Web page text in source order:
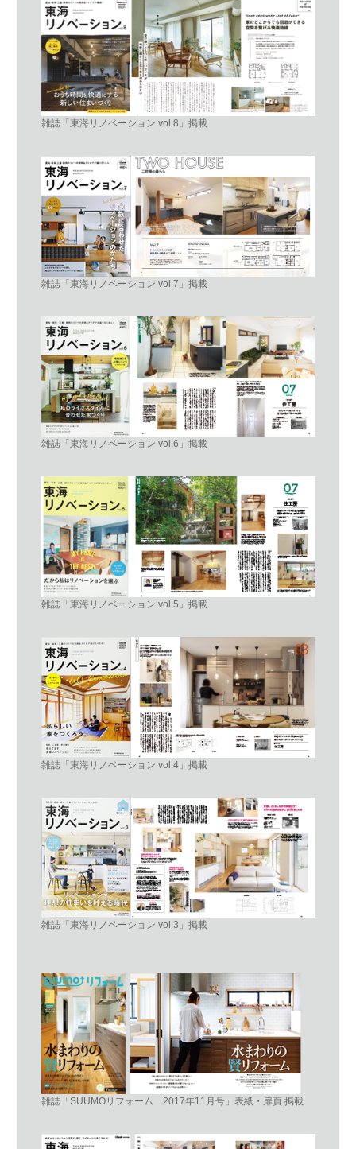
雑誌「東海リノベーション vol.8」掲載
雑誌「東海リノベーション vol.7」掲載
雑誌「東海リノベーション vol.6」掲載
雑誌「東海リノベーション vol.5」掲載
雑誌「東海リノベーション vol.4」掲載
雑誌「東海リノベーション vol.3」掲載
雑誌「SUUMOリフォーム 2017年11月号」表紙・扉頁 掲載